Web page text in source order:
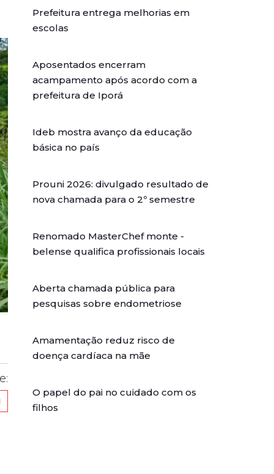
Prefeitura entrega melhorias em
escolas
Aposentados encerram
acampamento após acordo com a
prefeitura de Iporá
Ideb mostra avanço da educação
básica no país
Prouni 2026: divulgado resultado de
nova chamada para o 2º semestre
Renomado MasterChef monte -
belense qualifica profissionais locais
Aberta chamada pública para
pesquisas sobre endometriose
Amamentação reduz risco de
doença cardíaca na mãe
O papel do pai no cuidado com os
filhos